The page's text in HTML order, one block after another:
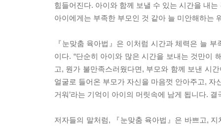
힘들어진다. 아이와 함께 보낼 수 있는 시간을 내
아이에게는 부족한 부모인 것 같아 늘 미안해하는
『눈맞춤 육아법』은 이처럼 시간과 체력은 늘
이다. “단순히 아이와 많은 시간을 보내는 것만이
고, 뭔가 불만족스러웠다면, 부모와 함께 보낸 시
얼굴로 들어온 부모가 자신을 마음껏 안아주고, 자
거워’라는 기억이 아이의 머릿속에 남게 됩니다. 결
저자들의 말처럼, 『눈맞춤 육아법』은 바쁘고,